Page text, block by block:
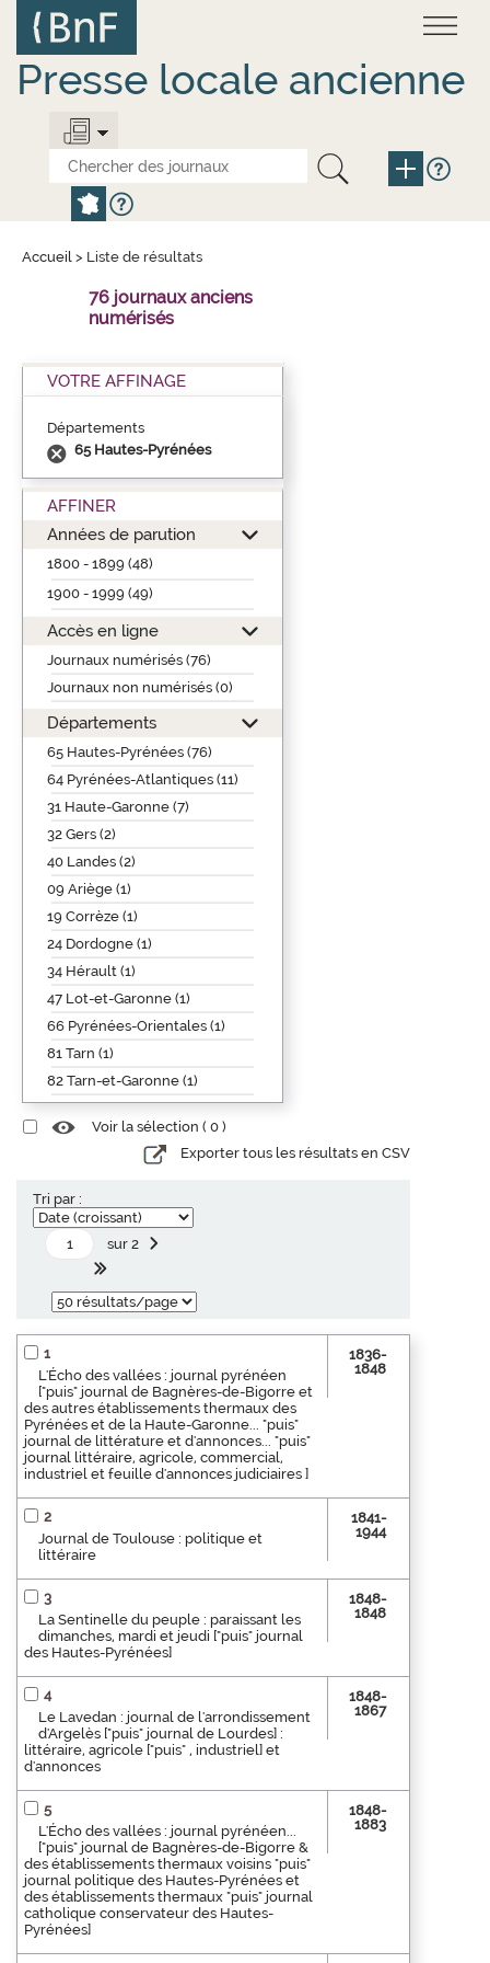
contenu
principal
Presse locale ancienne
Accueil > Liste de résultats
76 journaux anciens
numérisés
VOTRE AFFINAGE
Départements
65 Hautes-Pyrénées
AFFINER
Années de parution
1800 - 1899 (48)
1900 - 1999 (49)
Accès en ligne
Journaux numérisés (76)
Journaux non numérisés (0)
Départements
65 Hautes-Pyrénées (76)
64 Pyrénées-Atlantiques (11)
31 Haute-Garonne (7)
32 Gers (2)
40 Landes (2)
09 Ariège (1)
19 Corrèze (1)
24 Dordogne (1)
34 Hérault (1)
47 Lot-et-Garonne (1)
66 Pyrénées-Orientales (1)
81 Tarn (1)
82 Tarn-et-Garonne (1)
Voir la sélection ( 0 )
Exporter tous les résultats en CSV
Tri par :
sur 2
1
L'Écho des vallées : journal pyrénéen
["puis" journal de Bagnères-de-Bigorre et
des autres établissements thermaux des
Pyrénées et de la Haute-Garonne... "puis"
journal de littérature et d'annonces... "puis"
journal littéraire, agricole, commercial,
industriel et feuille d'annonces judiciaires ]
1836-
1848
2
Journal de Toulouse : politique et
littéraire
1841-
1944
3
La Sentinelle du peuple : paraissant les
dimanches, mardi et jeudi ["puis" journal
des Hautes-Pyrénées]
1848-
1848
4
Le Lavedan : journal de l'arrondissement
d'Argelès ["puis" journal de Lourdes] :
littéraire, agricole ["puis" , industriel] et
d'annonces
1848-
1867
5
L'Écho des vallées : journal pyrénéen...
["puis" journal de Bagnères-de-Bigorre &
des établissements thermaux voisins "puis"
journal politique des Hautes-Pyrénées et
des établissements thermaux "puis" journal
catholique conservateur des Hautes-
Pyrénées]
1848-
1883
Panneau de gestion des cookies